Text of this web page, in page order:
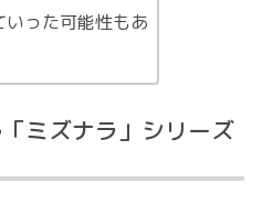
った可能性もあ
ミズナラ」シリーズ